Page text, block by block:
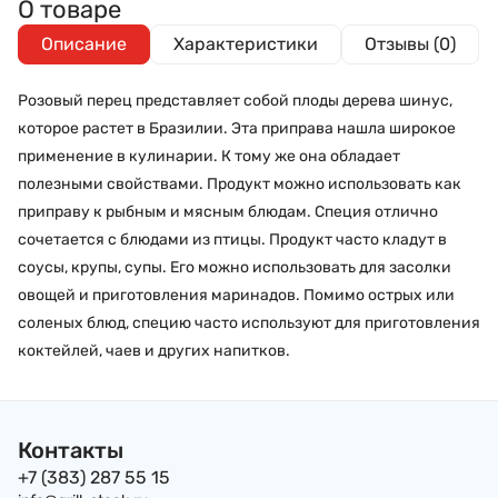
О товаре
Описание Характеристики Отзывы (0)
Розовый перец представляет собой плоды дерева шинус,
которое растет в Бразилии. Эта приправа нашла широкое
применение в кулинарии. К тому же она обладает
полезными свойствами. Продукт можно использовать как
приправу к рыбным и мясным блюдам. Специя отлично
сочетается с блюдами из птицы. Продукт часто кладут в
соусы, крупы, супы. Его можно использовать для засолки
овощей и приготовления маринадов. Помимо острых или
соленых блюд, специю часто используют для приготовления
коктейлей, чаев и других напитков.
Контакты
+7 (383) 287 55 15